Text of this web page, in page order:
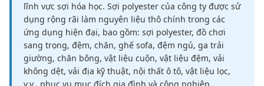
lĩnh vực sợi hóa học. Sợi polyester của công ty được sử
dụng rộng rãi làm nguyên liệu thô chính trong các
ứng dụng hiện đại, bao gồm: sợi polyester, đồ chơi
sang trọng, đệm, chăn, ghế sofa, đệm ngủ, ga trải
giường, chăn bông, vật liệu cuộn, vật liệu đệm, vải
không dệt, vải địa kỹ thuật, nội thất ô tô, vật liệu lọc,